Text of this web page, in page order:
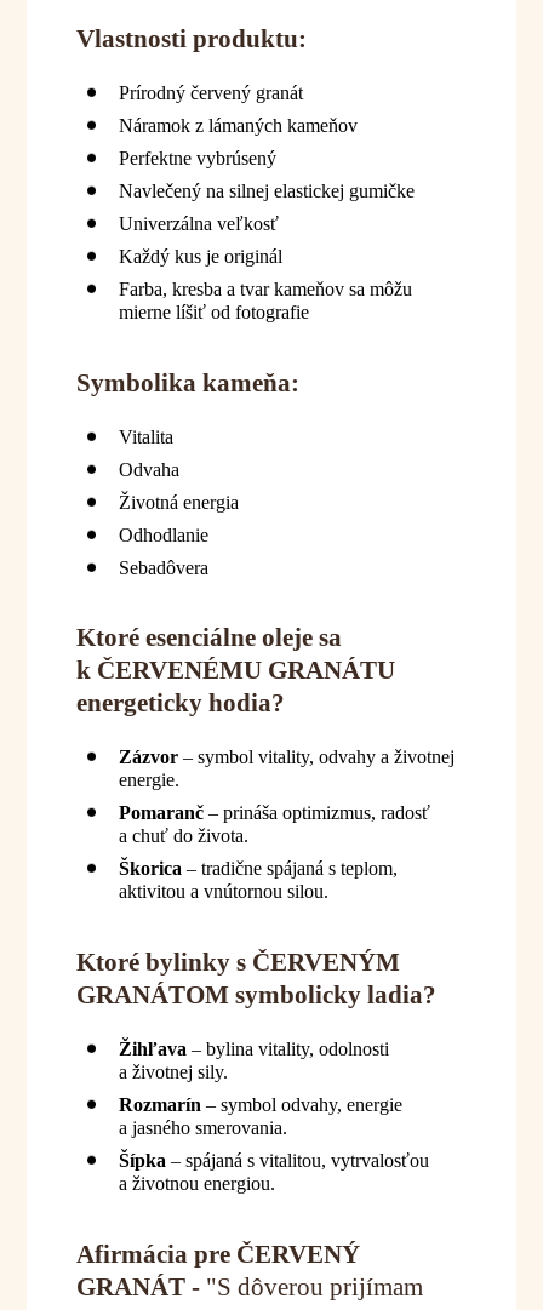
Vlastnosti produktu:
Prírodný červený granát
Náramok z lámaných kameňov
Perfektne vybrúsený
Navlečený na silnej elastickej gumičke
Univerzálna veľkosť
Každý kus je originál
Farba, kresba a tvar kameňov sa môžu
mierne líšiť od fotografie
Symbolika kameňa:
Vitalita
Odvaha
Životná energia
Odhodlanie
Sebadôvera
Ktoré esenciálne oleje sa
k ČERVENÉMU GRANÁTU
energeticky hodia?
Zázvor– symbol vitality, odvahy a životnej
energie.
Pomaranč– prináša optimizmus, radosť
a chuť do života.
Škorica – tradične spájaná s teplom,
aktivitou a vnútornou silou.
Ktoré bylinky s ČERVENÝM
GRANÁTOM symbolicky ladia?
Žihľava – bylina vitality, odolnosti
a životnej sily.
Rozmarín – symbol odvahy, energie
a jasného smerovania.
Šípka – spájaná s vitalitou, vytrvalosťou
a životnou energiou.
Afirmácia pre ČERVENÝ
GRANÁT - "S dôverou prijímam